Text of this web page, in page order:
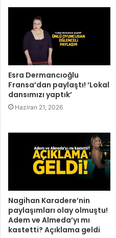
Esra Dermancıoğlu
Fransa’dan paylaştı! ‘Lokal
dansımızı yaptık’
Haziran 21, 2026
Nagihan Karadere’nin
paylaşımları olay olmuştu!
Adem ve Almeda’yı mı
kastetti? Açıklama geldi